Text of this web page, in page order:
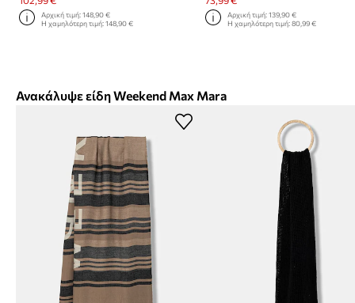
Αρχική τιμή:148,90 €
Η χαμηλότερη τιμή:148,90 €
Αρχική τιμή: 139,90 €
Η χαμηλότερη τιμή: 80,99 €
Ανακάλυψε είδη Weekend Max Mara